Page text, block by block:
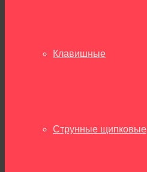
Клавишные
Струнные щипковые